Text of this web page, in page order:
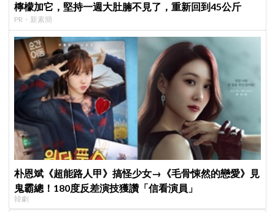
檸檬加它，堅持一週大肚腩不見了，重新回到45公斤
PR・新素簡
朴恩斌《超能路人甲》搞怪少女→《毛骨悚然的戀愛》見
鬼霸總！180度反差演技獲讚「信看演員」
韓劇